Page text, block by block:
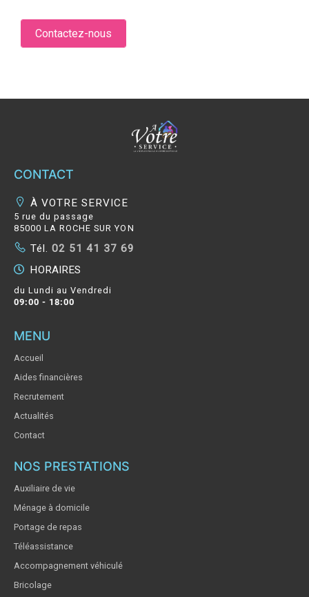
Contactez-nous
CONTACT
À VOTRE SERVICE
5 rue du passage
85000 LA ROCHE SUR YON
Tél. 02 51 41 37 69
HORAIRES
du Lundi au Vendredi
09:00 - 18:00
MENU
Accueil
Aides financières
Recrutement
Actualités
Contact
NOS PRESTATIONS
Auxiliaire de vie
Ménage à domicile
Portage de repas
Téléassistance
Accompagnement véhiculé
Bricolage